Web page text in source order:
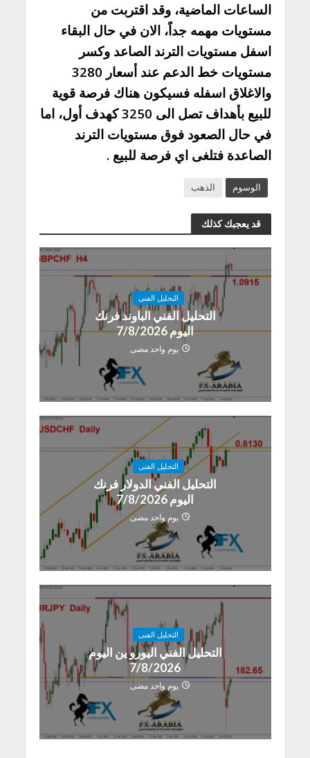
الساعات الماضية، وقد اقتربت من
مستويات مهمه جداً، الان في حال البقاء
اسفل مستويات الترند الصاعد وكسر
مستويات خط الدعم عند أسعار 3280
والاغلاق اسفله فسيكون هناك فرصة قوية
للبيع بأهداف تصل الى 3250 كهدف أول، اما
في حال الصعود فوق مستويات الترند
الصاعدة فتلغى اي فرصة للبيع .
الوسوم الذهب
قد يعجبك كذلك
التحليل الفنى
التحليل الفني الباوند فرنك
اليوم 7/8/2026
يوم واحد مضى
التحليل الفنى
التحليل الفني الدولار فرنك
اليوم 7/8/2026
يوم واحد مضى
التحليل الفنى
التحليل الفني اليورو ين اليوم
7/8/2026
يوم واحد مضى